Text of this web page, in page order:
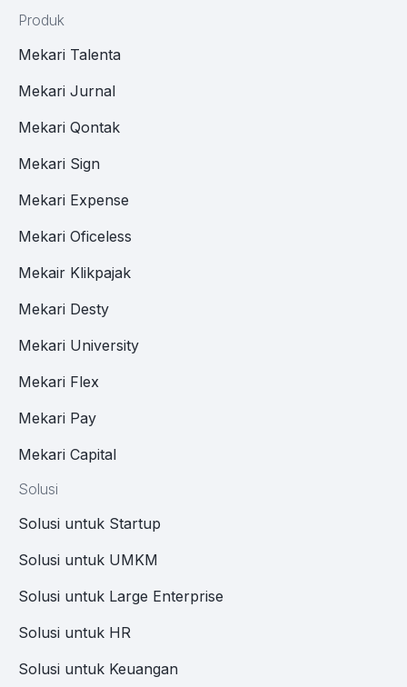
Produk
Mekari Talenta
Mekari Jurnal
Mekari Qontak
Mekari Sign
Mekari Expense
Mekari Oficeless
Mekair Klikpajak
Mekari Desty
Mekari University
Mekari Flex
Mekari Pay
Mekari Capital
Solusi
Solusi untuk Startup
Solusi untuk UMKM
Solusi untuk Large Enterprise
Solusi untuk HR
Solusi untuk Keuangan